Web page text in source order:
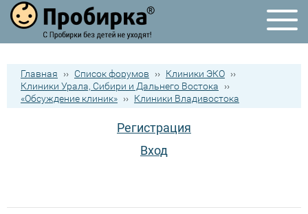
Главная ›› Список форумов ›› Клиники ЭКО ››
Клиники Урала, Сибири и Дальнего Востока
››
«Обсуждение клиник» ›› Клиники Владивостока
Регистрация
Вход